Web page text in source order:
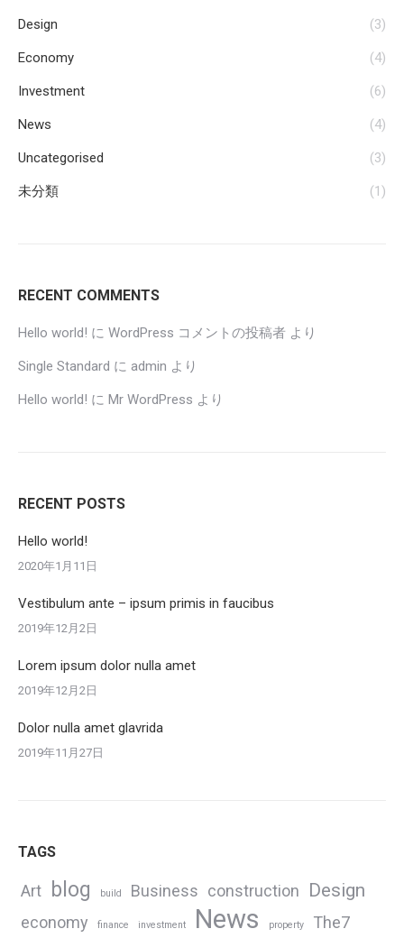
Design (3)
Economy (4)
Investment (6)
News (4)
Uncategorised (3)
未分類 (1)
RECENT COMMENTS
Hello world! に WordPress コメントの投稿者 より
Single Standard に admin より
Hello world! に Mr WordPress より
RECENT POSTS
Hello world!
2020年1月11日
Vestibulum ante – ipsum primis in faucibus
2019年12月2日
Lorem ipsum dolor nulla amet
2019年12月2日
Dolor nulla amet glavrida
2019年11月27日
TAGS
Art blog build Business construction Design
economy finance investment News property The7